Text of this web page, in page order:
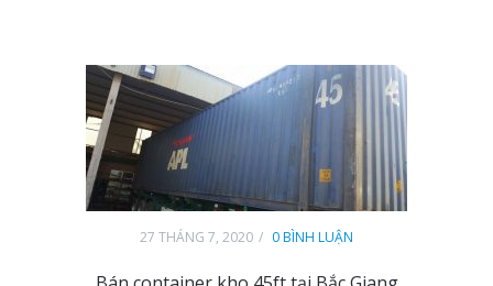
27 THÁNG 7, 2020 0 BÌNH LUẬN